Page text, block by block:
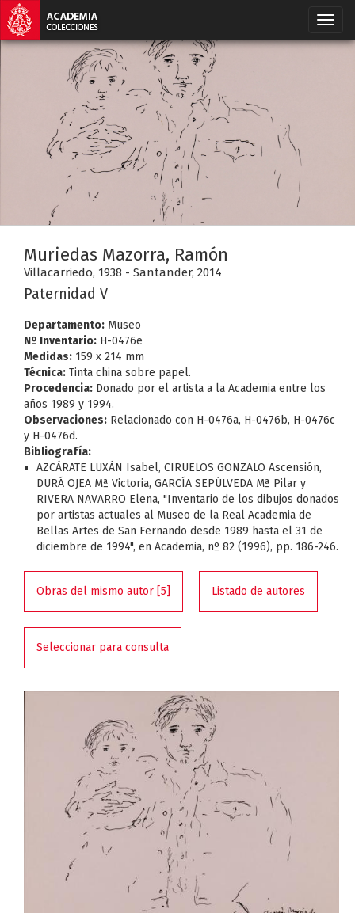
Muriedas Mazorra, Ramón
Villacarriedo, 1938 - Santander, 2014
Paternidad V
Departamento: Museo
Nº Inventario: H-0476e
Medidas: 159 x 214 mm
Técnica: Tinta china sobre papel.
Procedencia: Donado por el artista a la Academia entre los
años 1989 y 1994.
Observaciones: Relacionado con H-0476a, H-0476b, H-0476c
y H-0476d.
Bibliografía:
AZCÁRATE LUXÁN Isabel, CIRUELOS GONZALO Ascensión,
DURÁ OJEA Mª Victoria, GARCÍA SEPÚLVEDA Mª Pilar y
RIVERA NAVARRO Elena, "Inventario de los dibujos donados
por artistas actuales al Museo de la Real Academia de
Bellas Artes de San Fernando desde 1989 hasta el 31 de
diciembre de 1994", en Academia, nº 82 (1996), pp. 186-246.
Obras del mismo autor [5] Listado de autores
Seleccionar para consulta